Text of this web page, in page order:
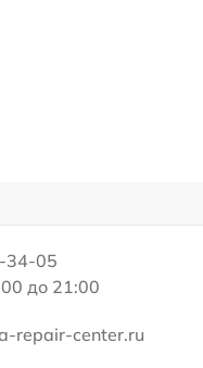
34-05
до 21:00
repair-center.ru